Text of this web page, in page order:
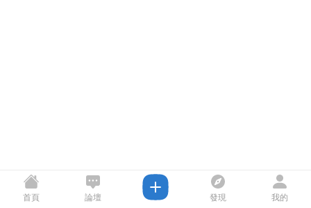
首頁 論壇 發現 我的